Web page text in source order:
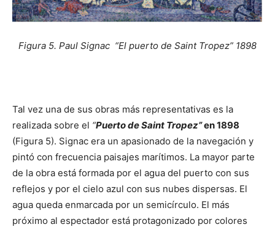
Figura 5. Paul Signac “El puerto de Saint Tropez” 1898
Tal vez una de sus obras más representativas es la
realizada sobre el “Puerto de Saint Tropez”en 1898
(Figura 5). Signac era un apasionado de la navegación y
pintó con frecuencia paisajes marítimos. La mayor parte
de la obra está formada por el agua del puerto con sus
reflejos y por el cielo azul con sus nubes dispersas. El
agua queda enmarcada por un semicírculo. El más
próximo al espectador está protagonizado por colores